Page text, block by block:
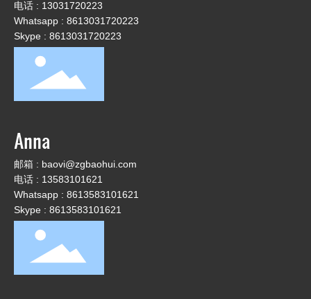
电话 : 13031720223
Whatsapp : 8613031720223
Skype : 8613031720223
Anna
邮箱 : baovi@zgbaohui.com
电话 : 13583101621
Whatsapp : 8613583101621
Skype : 8613583101621